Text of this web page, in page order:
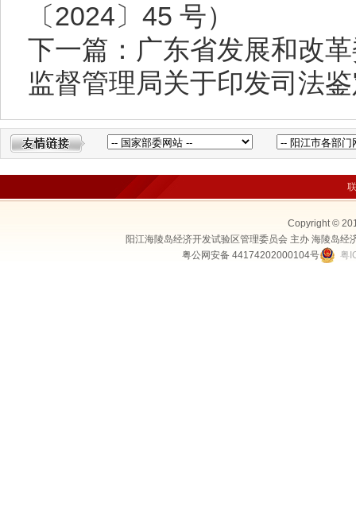
〔2024〕45 号）
下一篇：广东省发展和改
监督管理局关于印发司法
Copyright ©
阳江海陵岛经济开发试验区管理委员会 主办 海陵岛
粤公网安备 44174202000104号
粤